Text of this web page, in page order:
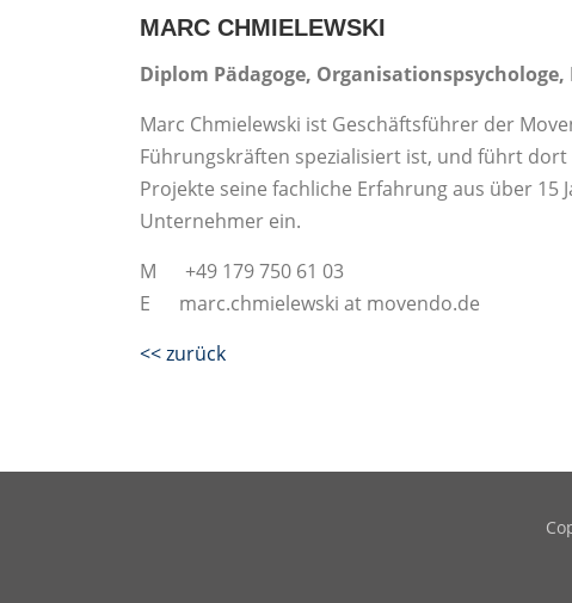
MARC CHMIELEWSKI
Diplom Pädagoge,
Marc Chmielewski ist Geschäftsführer der
Führungskräften spezialisiert ist, und führt
Projekte seine fachliche Erfahrung aus über
Unternehmer ein.
M +49 179 750 61 03
E marc.chmielewski at movendo.de
<< zurück